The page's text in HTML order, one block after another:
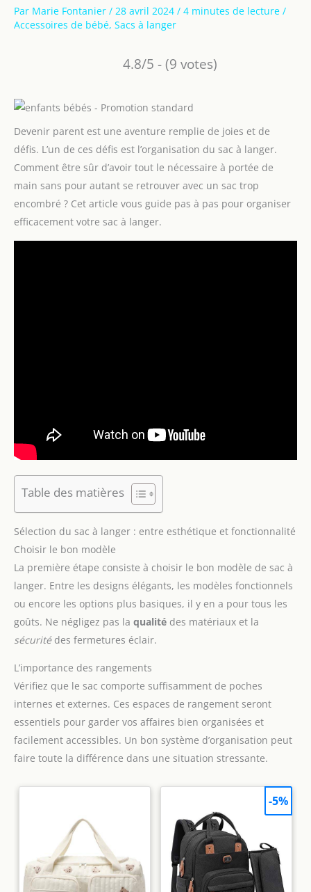
Par Marie Fontanier / 28 avril 2024 / 4 minutes de lecture /
Accessoires de bébé, Sacs à langer
4.8/5 - (9 votes)
Devenir parent est une aventure remplie de joies et de
défis. L’un de ces défis est l’organisation du sac à langer.
Comment être sûr d’avoir tout le nécessaire à portée de
main sans pour autant se retrouver avec un sac trop
encombré ? Cet article vous guide pas à pas pour organiser
efficacement votre sac à langer.
Table des matières
Sélection du sac à langer : entre esthétique et fonctionnalité
Choisir le bon modèle
La première étape consiste à choisir le bon modèle de sac à
langer. Entre les designs élégants, les modèles fonctionnels
ou encore les options plus basiques, il y en a pour tous les
goûts. Ne négligez pas la qualité des matériaux et la
sécuritédes fermetures éclair.
L’importance des rangements
Vérifiez que le sac comporte suffisamment de poches
internes et externes. Ces espaces de rangement seront
essentiels pour garder vos affaires bien organisées et
facilement accessibles. Un bon système d’organisation peut
faire toute la différence dans une situation stressante.
-5%